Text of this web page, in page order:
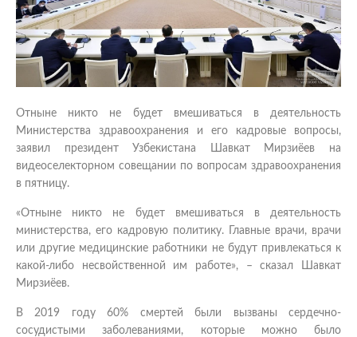
Отныне никто не будет вмешиваться в деятельность
Министерства здравоохранения и его кадровые вопросы,
заявил президент Узбекистана Шавкат Мирзиёев на
видеоселекторном совещании по вопросам здравоохранения
в пятницу.
«Отныне никто не будет вмешиваться в деятельность
министерства, его кадровую политику. Главные врачи, врачи
или другие медицинские работники не будут привлекаться к
какой-либо несвойственной им работе», – сказал Шавкат
Мирзиёев.
В 2019 году 60% смертей были вызваны сердечно-
сосудистыми заболеваниями, которые можно было